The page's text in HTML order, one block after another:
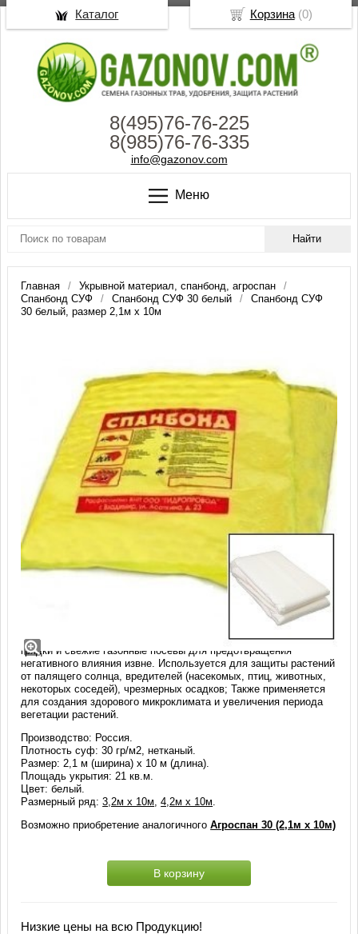
8(495)76-76-225
8(985)76-76-335
info@gazonov.com
Меню
Главная
Укрывной материал, спанбонд, агроспан
Спанбонд СУФ
Спанбонд СУФ 30 белый
Спанбонд СУФ
30 белый, размер 2,1м х 10м
Спанбонд СУФ 30 белый, размер 2,1м х
Применяется в решении целого комплекса проблем -укрывать
грядки и свежие газонные посевы для предотвращения
негативного влияния извне. Используется для защиты растений
от палящего солнца, вредителей (насекомых, птиц, животных,
некоторых соседей), чрезмерных осадков; Также применяется
для создания здорового микроклимата и увеличения периода
вегетации растений.
Производство: Россия.
Плотность суф: 30 гр/м2, нетканый.
Размер: 2,1 м (ширина) х 10 м (длина).
Площадь укрытия: 21 кв.м.
Цвет: белый.
Размерный ряд:3,2м х 10м ,4,2м х 10м
Возможно приобретение аналогичногоАгроспан 30 (2,1м х 10м)
В корзину
Низкие цены на всю Продукцию!
Корзина(0)
Каталог